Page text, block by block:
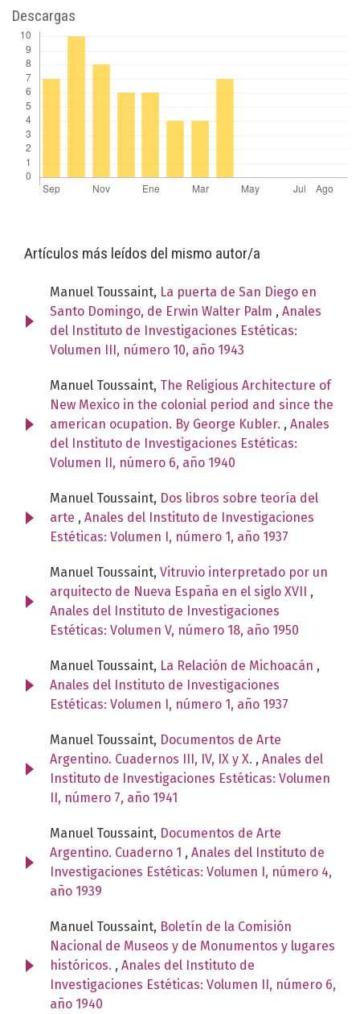
Descargas
Artículos más leídos del mismo autor/a
Manuel Toussaint, La puerta de San Diego en
Santo Domingo, de Erwin Walter Palm , Anales
del Instituto de Investigaciones Estéticas:
Volumen III, número 10, año 1943
Manuel Toussaint, The Religious Architecture of
New Mexico in the colonial period and since the
american ocupation. By George Kubler. , Anales
del Instituto de Investigaciones Estéticas:
Volumen II, número 6, año 1940
Manuel Toussaint, Dos libros sobre teoría del
arte , Anales del Instituto de Investigaciones
Estéticas: Volumen I, número 1, año 1937
Manuel Toussaint, Vitruvio interpretado por un
arquitecto de Nueva España en el siglo XVII ,
Anales del Instituto de Investigaciones
Estéticas: Volumen V, número 18, año 1950
Manuel Toussaint, La Relación de Michoacán ,
Anales del Instituto de Investigaciones
Estéticas: Volumen I, número 1, año 1937
Manuel Toussaint, Documentos de Arte
Argentino. Cuadernos III, IV, IX y X. , Anales del
Instituto de Investigaciones Estéticas: Volumen
II, número 7, año 1941
Manuel Toussaint, Documentos de Arte
Argentino. Cuaderno 1 , Anales del Instituto de
Investigaciones Estéticas: Volumen I, número 4,
año 1939
Manuel Toussaint, Boletín de la Comisión
Nacional de Museos y de Monumentos y lugares
históricos. , Anales del Instituto de
Investigaciones Estéticas: Volumen II, número 6,
año 1940